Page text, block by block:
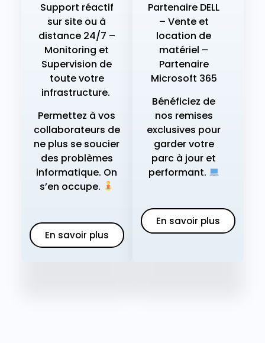
Support réactif
sur site ou à
distance 24/7 –
Monitoring et
Supervision de
toute votre
infrastructure.
Permettez à vos
collaborateurs de
ne plus se soucier
des problèmes
informatique. On
s’en occupe.
En savoir plus
Partenaire DELL
– Vente et
location de
matériel –
Partenaire
Microsoft 365
Bénéficiez de
nos remises
exclusives pour
garder votre
parc à jour et
performant.
En savoir plus